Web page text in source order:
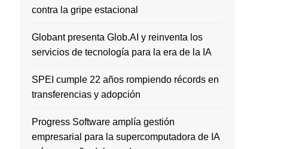
contra la gripe estacional
Globant presenta Glob.AI y reinventa los
servicios de tecnología para la era de la IA
SPEI cumple 22 años rompiendo récords en
transferencias y adopción
Progress Software amplía gestión
empresarial para la supercomputadora de IA